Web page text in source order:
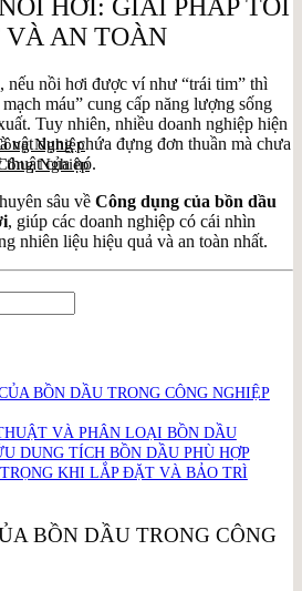
Nghiệp
Nghiệp
HƠI: GIẢI PHÁP TỐI
AN TOÀN
nếu nồi hơi được ví như “trái tim” thì
máu” cung cấp năng lượng sống
Tuy nhiên, nhiều doanh nghiệp hiện
vật dụng chứa đựng đơn thuần mà chưa
của nó.
sâu về Công dụng của bồn dầu
, giúp các doanh nghiệp có cái nhìn
nhiên liệu hiệu quả và an toàn nhất.
BỒN DẦU TRONG CÔNG NGHIỆP
VÀ PHÂN LOẠI BỒN DẦU
DUNG TÍCH BỒN DẦU PHÙ HỢP
KHI LẮP ĐẶT VÀ BẢO TRÌ
BỒN DẦU TRONG CÔNG